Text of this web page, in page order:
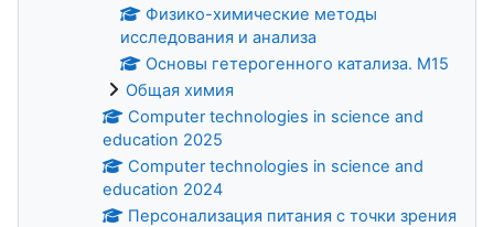
Физико-химические методы
исследования и анализа
Основы гетерогенного катализа. М15
Общая химия
Computer technologies in science and
education 2025
Computer technologies in science and
education 2024
Персонализация питания с точки зрения